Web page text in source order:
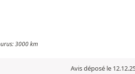
3000 km
Avis déposé le